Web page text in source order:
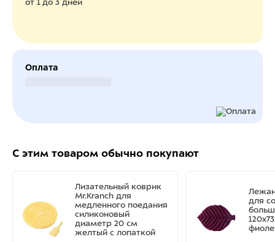
от 1 до 3 дней
Оплата
С этим товаром обычно покупают
Лизательный коврик
Mr.Kranch для
медленного поедания
силиконовый
диаметр 20 см
желтый с лопаткой
для